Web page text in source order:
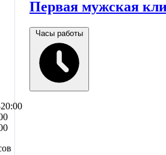
Первая мужская
Часы работы